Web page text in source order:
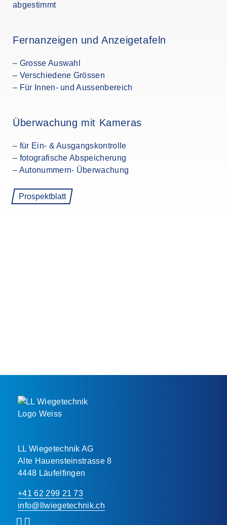
abgestimmt
Fernanzeigen und Anzeigetafeln
– Grosse Auswahl
– Verschiedene Grössen
– Für Innen- und Aussenbereich
Überwachung mit Kameras
– für Ein- & Ausgangskontrolle
– fotografische Abspeicherung
– Autonummern- Überwachung
Prospektblatt
LL Wiegetechnik AG
Alte Hauensteinstrasse 8
4448 Läufelfingen
+41 62 299 21 73
info@llwiegetechnik.ch
verwenden
Cookies
unserer
Website.
Alle
akzeptieren
Nur
Essenzielle
anpassen
Cookie-Einstellungen